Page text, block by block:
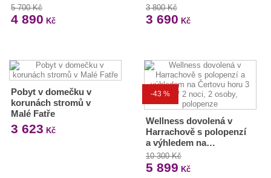
5 700 Kč
4 890 Kč
3 800 Kč
3 690 Kč
Pobyt v domečku v
korunách stromů v
Malé Fatře
3 623 Kč
-43 %
Wellness dovolená v
Harrachově s polopenzí
a výhledem na…
10 300 Kč
5 899 Kč